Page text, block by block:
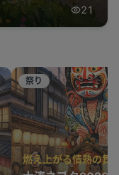
21
祭り
燃え上がる情熱の舞